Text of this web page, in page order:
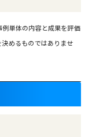
単体の内容と成果を評価
めるものではありませ